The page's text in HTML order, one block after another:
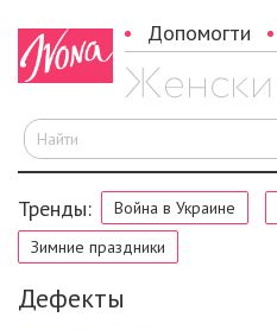
Допомогти
Тренды: Война в Украине
Зимние праздники
Дефекты